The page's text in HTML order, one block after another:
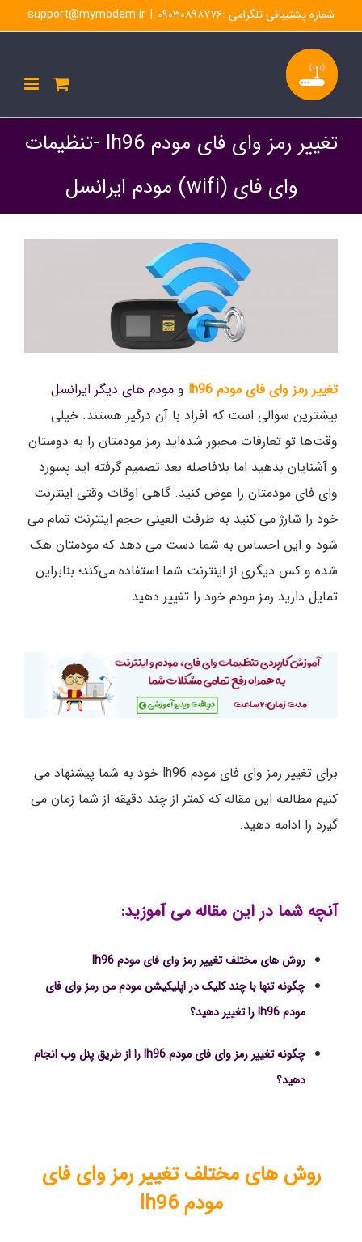
to
content
شماره پشتیبانی تلگرامی :۰۹۰۳۰۸۹۸۷۷۶ |
support@mymodem.ir
تغییر رمز وای فای مودم lh96 -تنظیمات
وای فای (wifi) مودم ایرانسل
تغییر رمز وای فای مودم lh96 و مودم های دیگر ایرانسل
بیشترین سوالی است که افراد با آن درگیر هستند. خیلی
وقت‌ها تو تعارفات مجبور شده‌اید رمز مودمتان را به دوستان
و آشنایان بدهید اما بلافاصله بعد تصمیم گرفته اید پسورد
وای فای مودمتان را عوض کنید. گاهی اوقات وقتی اینترنت
خود را شارژ می کنید به طرفت العینی حجم اینترنت تمام می
شود و این احساس به شما دست می دهد که مودمتان هک
شده و کس دیگری از اینترنت شما استفاده می‌کند؛ بنابراین
تمایل دارید رمز مودم خود را تغییر دهید.
برای تغییر رمز وای فای مودم lh96 خود به شما پیشنهاد می
کنیم مطالعه این مقاله که کمتر از چند دقیقه از شما زمان می
گیرد را ادامه دهید.
آنچه شما در این مقاله می آموزید:
روش های مختلف تغییر رمز وای فای مودم lh96
چگونه تنها با چند کلیک در اپلیکیشن مودم من رمز وای فای
مودم lh96 را تغییر دهید؟
چگونه تغییر رمز وای فای مودم lh96 را از طریق پنل وب انجام
دهید؟
روش های مختلف تغییر رمز وای فای
مودم lh96